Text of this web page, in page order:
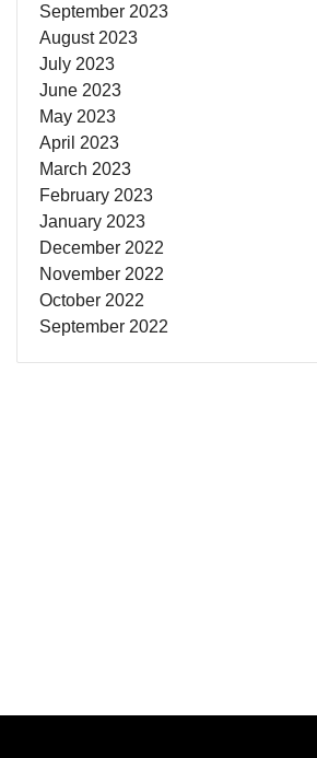
September 2023
August 2023
July 2023
June 2023
May 2023
April 2023
March 2023
February 2023
January 2023
December 2022
November 2022
October 2022
September 2022